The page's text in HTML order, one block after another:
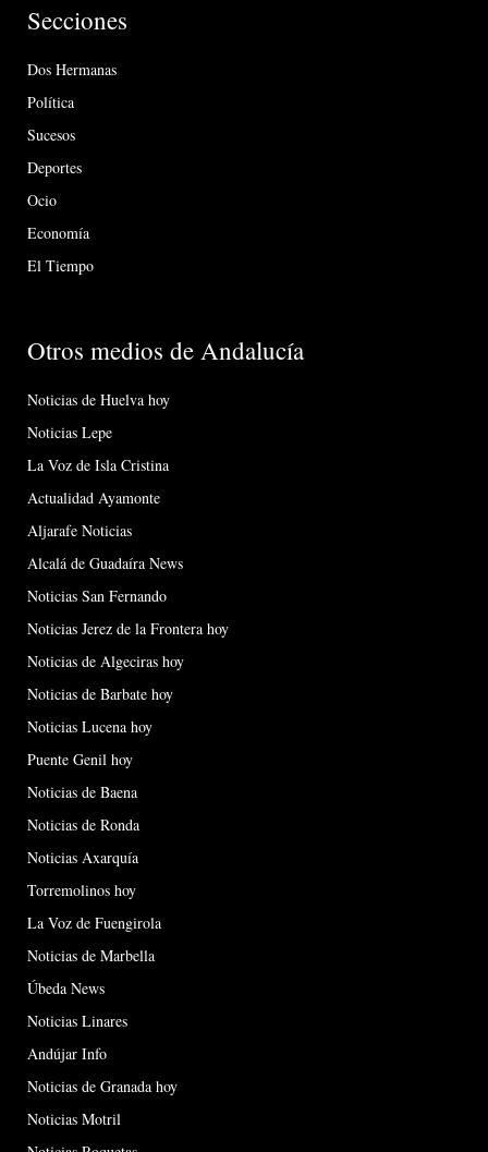
Secciones
Dos Hermanas
Política
Sucesos
Deportes
Ocio
Economía
El Tiempo
Otros medios de Andalucía
Noticias de Huelva hoy
Noticias Lepe
La Voz de Isla Cristina
Actualidad Ayamonte
Aljarafe Noticias
Alcalá de Guadaíra News
Noticias San Fernando
Noticias Jerez de la Frontera hoy
Noticias de Algeciras hoy
Noticias de Barbate hoy
Noticias Lucena hoy
Puente Genil hoy
Noticias de Baena
Noticias de Ronda
Noticias Axarquía
Torremolinos hoy
La Voz de Fuengirola
Noticias de Marbella
Úbeda News
Noticias Linares
Andújar Info
Noticias de Granada hoy
Noticias Motril